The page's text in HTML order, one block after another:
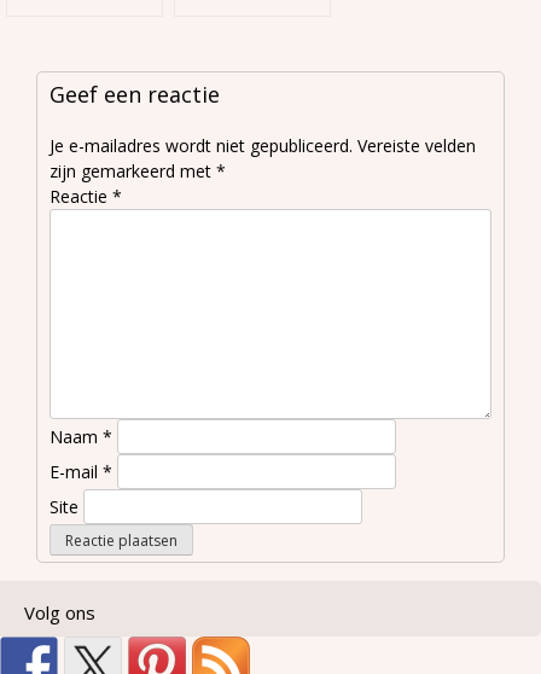
Geef een reactie
Je e-mailadres wordt niet gepubliceerd. Vereiste velden
zijn gemarkeerd met *
Reactie *
Naam *
E-mail *
Site
Volg ons